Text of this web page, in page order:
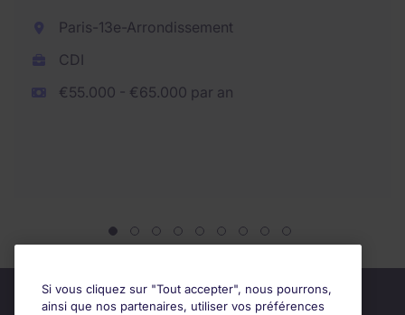
Paris-13e-Arrondissement
CDI
€55.000 - €65.000 par an
Si vous cliquez sur "Tout accepter", nous pourrons,
ainsi que nos partenaires, utiliser vos préférences